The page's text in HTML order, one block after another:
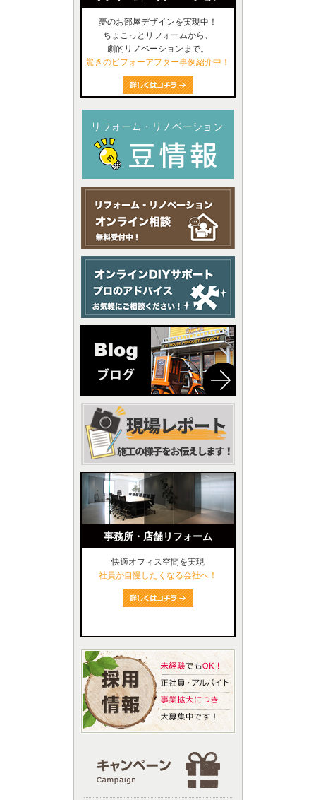
夢のお部屋デザインを実現中！
ちょこっとリフォームから、
劇的リノベーションまで。
驚きのビフォーアフター事例紹介中！
事務所・店舗リフォーム
快適オフィス空間を実現
社員が自慢したくなる会社へ！